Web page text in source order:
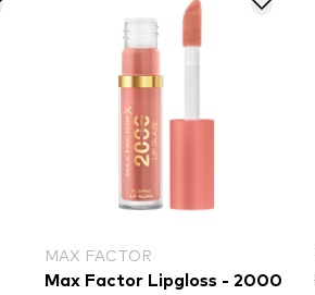
MAX FACTOR
Max Factor Lipgloss - 2000